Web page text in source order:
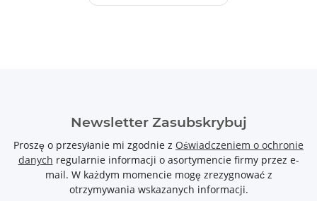
Newsletter Zasubskrybuj
Proszę o przesyłanie mi zgodnie z Oświadczeniem o ochronie
danych regularnie informacji o asortymencie firmy przez e-
mail. W każdym momencie mogę zrezygnować z
otrzymywania wskazanych informacji.